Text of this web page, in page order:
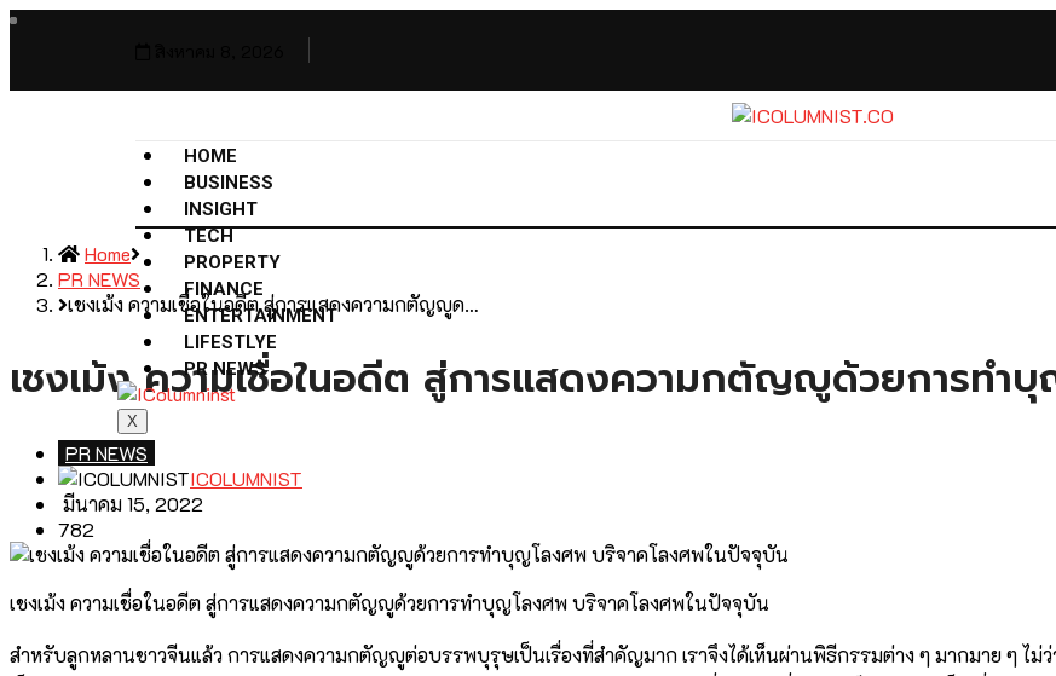
HOME
BUSINESS
INSIGHT
TECH
PROPERTY
FINANCE
ENTERTAINMENT
LIFESTLYE
PR NEWS
X
Home
PR NEWS
เชงเม้ง ความเชื่อในอดีต สู่การแสดงความกตัญญูด…
เชงเม้ง ความเชื่อในอดีต สู่การแสดงความกตัญญูด้วยการทำ
PR NEWS
ICOLUMNIST
มีนาคม 15, 2022
782
เชงเม้ง ความเชื่อในอดีต สู่การแสดงความกตัญญูด้วยการทำบุญโลงศพ บริจาคโลงศพในปัจจุบัน
สำหรับลูกหลานชาวจีนแล้ว การแสดงความกตัญญูต่อบรรพบุรุษเป็นเรื่องที่สำคัญมาก เราจึงได้เห็นผ่านพิธีกรรมต่าง ๆ มากมาย ๆ ไม่ว่